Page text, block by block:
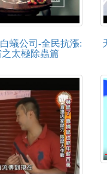
蟻公司-全民抗漲:
太極除蟲篇